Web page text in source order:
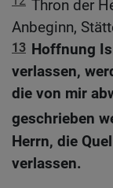
Thron der
Anbeginn,
13 Hoffnung
verlassen,
die von mir
geschrieben
Herrn, die
verlassen.